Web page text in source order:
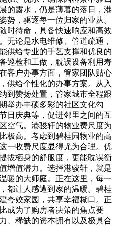
的露水，仍是薄暮的落日，港
势，驱逐每一位归家的业从。
时待命，具备快速响应和高效
无论是水电维修、管道疏通，
供给专业的手艺支撑和优良的
巡检和工做，耽误设备利用寿
客户办事方面，管家团队贴心
供给个性化的办事方案。从入
到赞扬处置，管家城市全程跟
举办丰硕多彩的社区文化勾
日庆典等，促进邻里之间的互
空气。港骏轩的物业费尺度为
极高。考虑到碧桂园物业的高
一收费尺度显得尤为合理。优
拔栖身的舒服度，更能耽误衡
增值潜力。选择港骏轩，就是
暖的大师庭。正在这里，每一
都让人感遭到家的温暖。碧桂
夸姣家园，共享幸福糊口。正
成为了购房者决策的焦点要
、稀缺的资本拥有以及极具合